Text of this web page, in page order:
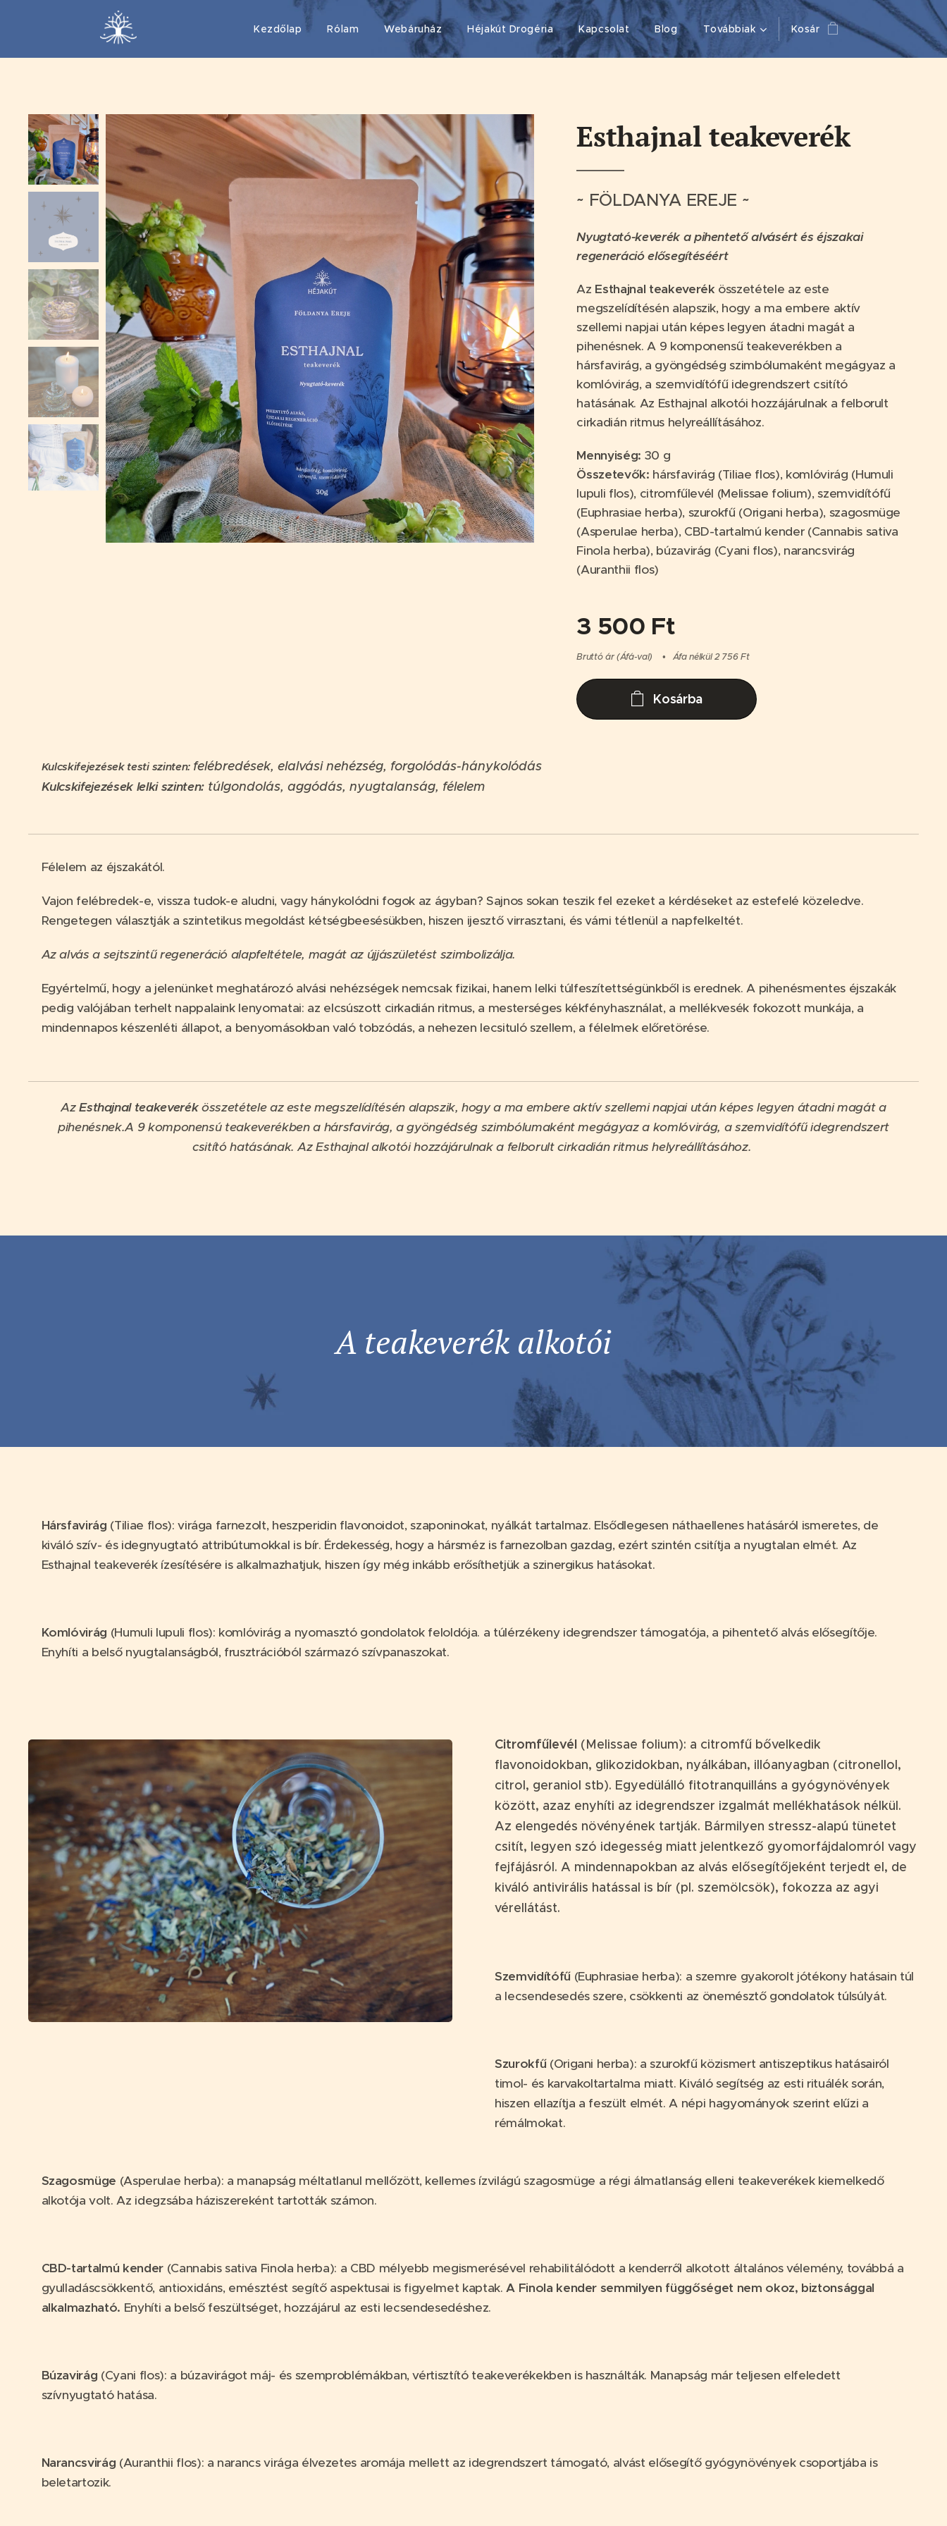
Kezdőlap Rólam Webáruház Héjakút Drogéria Kapcsolat Blog Továbbiak Kosár
Esthajnal teakeverék
~ FÖLDANYA EREJE ~
Nyugtató-keverék a pihentető alvásért és éjszakai
regeneráció elősegítéséért
Az Esthajnal teakeverék összetétele az este
megszelídítésén alapszik, hogy a ma embere aktív
szellemi napjai után képes legyen átadni magát a
pihenésnek. A 9 komponensű teakeverékben a
hársfavirág, a gyöngédség szimbólumaként megágyaz a
komlóvirág, a szemvidítófű idegrendszert csitító
hatásának. Az Esthajnal alkotói hozzájárulnak a felborult
cirkadián ritmus helyreállításához.
Mennyiség: 30 g
Összetevők: hársfavirág (Tiliae flos), komlóvirág (Humuli
lupuli flos), citromfűlevél (Melissae folium), szemvidítófű
(Euphrasiae herba), szurokfű (Origani herba), szagosmüge
(Asperulae herba), CBD-tartalmú kender (Cannabis sativa
Finola herba), búzavirág (Cyani flos), narancsvirág
(Auranthii flos)
3 500 Ft
Bruttó ár (Áfá-val) Áfa nélkül 2 756 Ft
Kosárba
Kulcskifejezések testi szinten: felébredések, elalvási nehézség, forgolódás-hánykolódás
Kulcskifejezések lelki szinten: túlgondolás, aggódás, nyugtalanság, félelem
Félelem az éjszakától.
Vajon felébredek-e, vissza tudok-e aludni, vagy hánykolódni fogok az ágyban? Sajnos sokan teszik fel ezeket a kérdéseket az estefelé közeledve.
Rengetegen választják a szintetikus megoldást kétségbeesésükben, hiszen ijesztő virrasztani, és várni tétlenül a napfelkeltét.
Az alvás a sejtszintű regeneráció alapfeltétele, magát az újjászületést szimbolizálja.
Egyértelmű, hogy a jelenünket meghatározó alvási nehézségek nemcsak fizikai, hanem lelki túlfeszítettségünkből is erednek. A pihenésmentes éjszakák
pedig valójában terhelt nappalaink lenyomatai: az elcsúszott cirkadián ritmus, a mesterséges kékfényhasználat, a mellékvesék fokozott munkája, a
mindennapos készenléti állapot, a benyomásokban való tobzódás, a nehezen lecsituló szellem, a félelmek előretörése.
AzEsthajnal teakeverékösszetétele az este megszelídítésén alapszik, hogy a ma embere aktív szellemi napjai után képes legyen átadni magát a
pihenésnek.A 9 komponensú teakeverékben a hársfavirág, a gyöngédség szimbólumaként megágyaz a komlóvirág, a szemvidítófű idegrendszert
csitító hatásának. Az Esthajnal alkotói hozzájárulnak a felborult cirkadián ritmus helyreállításához.
A teakeverék alkotói
Hársfavirág (Tiliae flos): virága farnezolt, heszperidin flavonoidot, szaponinokat, nyálkát tartalmaz. Elsődlegesen náthaellenes hatásáról ismeretes, de
kiváló szív- és idegnyugtató attribútumokkal is bír. Érdekesség, hogy a hársméz is farnezolban gazdag, ezért szintén csitítja a nyugtalan elmét. Az
Esthajnal teakeverék ízesítésére is alkalmazhatjuk, hiszen így még inkább erősíthetjük a szinergikus hatásokat.
Komlóvirág (Humuli lupuli flos): komlóvirág a nyomasztó gondolatok feloldója. a túlérzékeny idegrendszer támogatója, a pihentető alvás elősegítője.
Enyhíti a belső nyugtalanságból, frusztrációból származó szívpanaszokat.
Citromfűlevél (Melissae folium): a citromfű bővelkedik
flavonoidokban, glikozidokban, nyálkában, illóanyagban (citronellol,
citrol, geraniol stb). Egyedülálló fitotranquilláns a gyógynövények
között, azaz enyhíti az idegrendszer izgalmát mellékhatások nélkül.
Az elengedés növényének tartják. Bármilyen stressz-alapú tünetet
csitít, legyen szó idegesség miatt jelentkező gyomorfájdalomról vagy
fejfájásról. A mindennapokban az alvás elősegítőjeként terjedt el, de
kiváló antivirális hatással is bír (pl. szemölcsök), fokozza az agyi
vérellátást.
Szemvidítófű(Euphrasiae herba): a szemre gyakorolt jótékony hatásain túl
a lecsendesedés szere, csökkenti az önemésztő gondolatok túlsúlyát.
Szurokfű(Origani herba): a szurokfű közismert antiszeptikus hatásairól
timol- és karvakoltartalma miatt. Kiváló segítség az esti rituálék során,
hiszen ellazítja a feszült elmét. A népi hagyományok szerint elűzi a
rémálmokat.
Szagosmüge (Asperulae herba): a manapság méltatlanul mellőzött, kellemes ízvilágú szagosmüge a régi álmatlanság elleni teakeverékek kiemelkedő
alkotója volt. Az idegzsába háziszereként tartották számon.
CBD-tartalmú kender (Cannabis sativa Finola herba): a CBD mélyebb megismerésével rehabilitálódott a kenderről alkotott általános vélemény, továbbá a
gyulladáscsökkentő, antioxidáns, emésztést segítő aspektusai is figyelmet kaptak.A Finola kender semmilyen függőséget nem okoz, biztonsággal
alkalmazható. Enyhíti a belső feszültséget, hozzájárul az esti lecsendesedéshez.
Búzavirág (Cyani flos): a búzavirágot máj- és szemproblémákban, vértisztító teakeverékekben is használták. Manapság már teljesen elfeledett
szívnyugtató hatása.
Narancsvirág (Auranthii flos): a narancs virága élvezetes aromája mellett az idegrendszert támogató, alvást elősegítő gyógynövények csoportjába is
beletartozik.